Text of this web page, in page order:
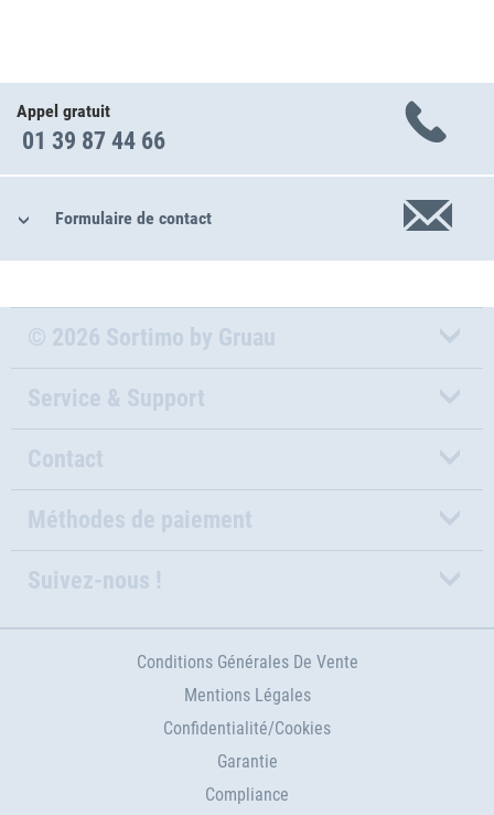
Appel gratuit
01 39 87 44 66
Formulaire de contact
© 2026 Sortimo by Gruau
Service & Support
Contact
Méthodes de paiement
Suivez-nous !
Conditions Générales De Vente
Mentions Légales
Confidentialité/Cookies
Garantie
Compliance